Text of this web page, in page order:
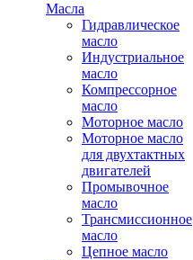
Масла
Гидравлическое
масло
Индустриальное
масло
Компрессорное
масло
Моторное масло
Моторное масло
для двухтактных
двигателей
Промывочное
масло
Трансмиссионное
масло
Цепное масло